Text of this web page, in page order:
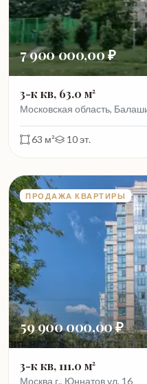
7 900 000,00 ₽
3-к кв, 63.0 м²
Московская область,
63 м² 10 эт.
ПРОДАЖА КВАРТИРЫ
59 900 000,00 ₽
3-к кв, 111.0 м²
Москва г., Юннатов ул, 16